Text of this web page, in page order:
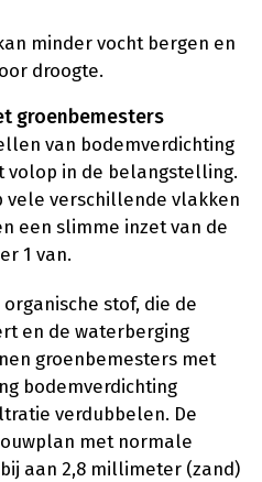
minder vocht bergen en
droogte.
groenbemesters
van bodemverdichting
volop in de belangstelling.
vele verschillende vlakken
een slimme inzet van de
1 van.
stof, die de
en de waterberging
groenbemesters met
bodemverdichting
verdubbelen. De
met normale
aan 2,8 millimeter (zand)